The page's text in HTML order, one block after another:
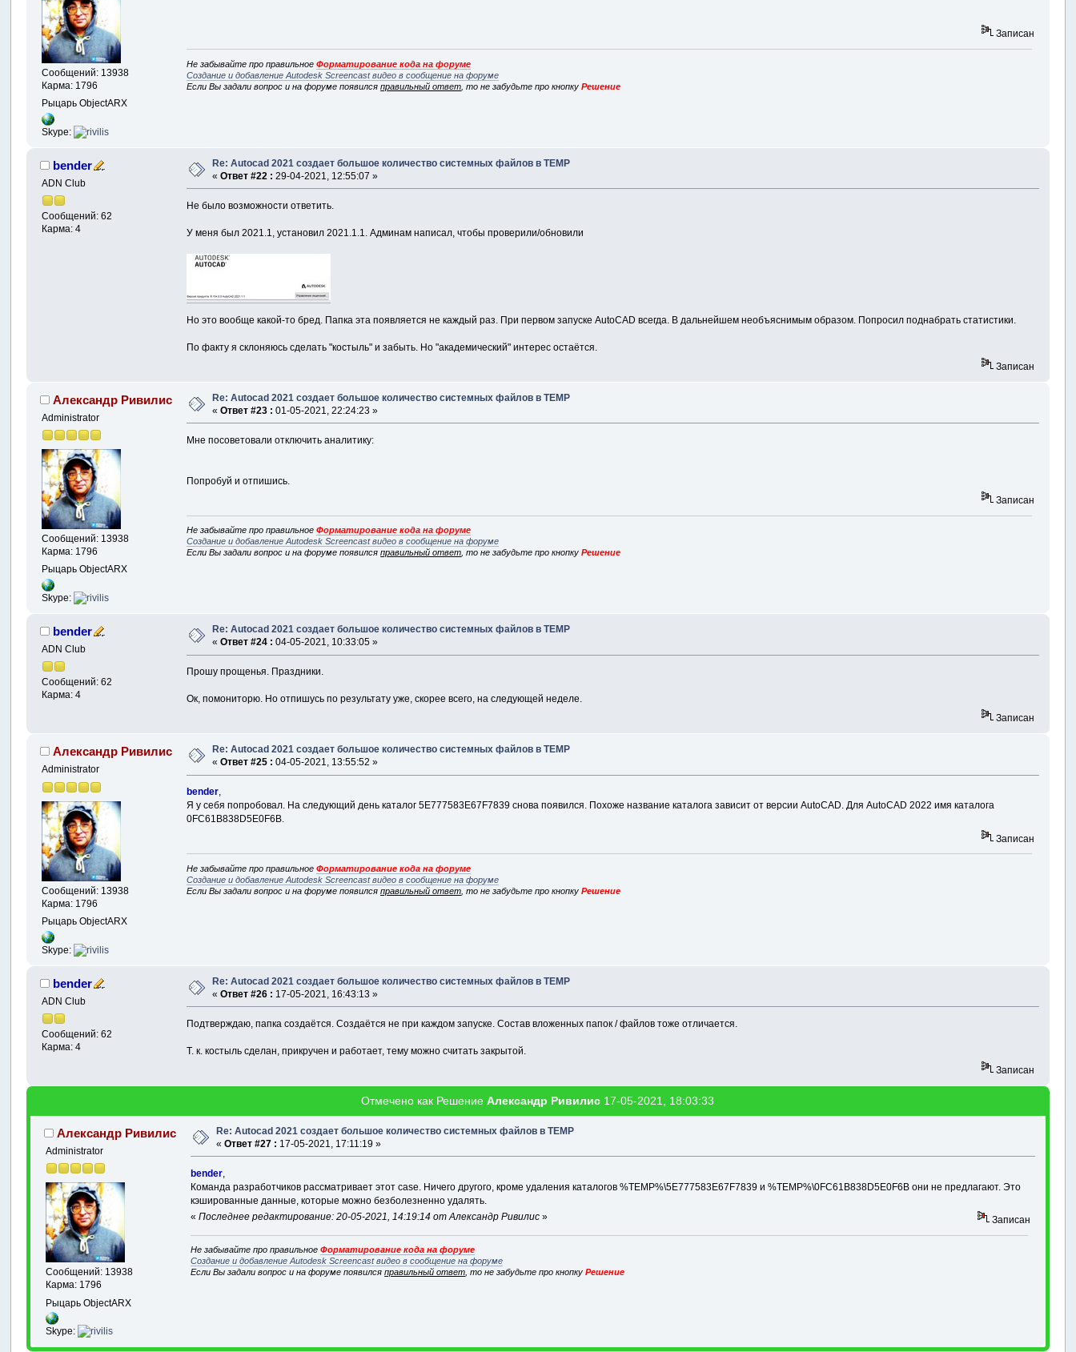
Сообщений: 13938
Карма: 1796
Рыцарь ObjectARX
Skype:
Записан
Не забывайте про правильноеФорматирование кода на форуме
Создание и добавление Autodesk Screencast видео в сообщение на форуме
Если Вы задали вопрос и на форуме появилсяправильный ответ , то не забудьте про кнопкуРешение
bender
ADN Club
Сообщений: 62
Карма: 4
Re: Autocad 2021 создает большое количество системных файлов в TEMP
«Ответ #22 : 29-04-2021, 12:55:07 »
Не было возможности ответить.
У меня был 2021.1, установил 2021.1.1. Админам написал, чтобы проверили/обновили
Но это вообще какой-то бред. Папка эта появляется не каждый раз. При первом запуске AutoCAD всегда. В дальнейшем необъяснимым образом. Попросил поднабрать статистики.
По факту я склоняюсь сделать "костыль" и забыть. Но "академический" интерес остаётся.
Записан
Александр Ривилис
Administrator
Сообщений: 13938
Карма: 1796
Рыцарь ObjectARX
Skype:
Re: Autocad 2021 создает большое количество системных файлов в TEMP
«Ответ #23 : 01-05-2021, 22:24:23 »
Мне посоветовали отключить аналитику:
Попробуй и отпишись.
Записан
Не забывайте про правильноеФорматирование кода на форуме
Создание и добавление Autodesk Screencast видео в сообщение на форуме
Если Вы задали вопрос и на форуме появилсяправильный ответ , то не забудьте про кнопкуРешение
bender
ADN Club
Сообщений: 62
Карма: 4
Re: Autocad 2021 создает большое количество системных файлов в TEMP
«Ответ #24 : 04-05-2021, 10:33:05 »
Прошу прощенья. Праздники.
Ок, помониторю. Но отпишусь по результату уже, скорее всего, на следующей неделе.
Записан
Александр Ривилис
Administrator
Сообщений: 13938
Карма: 1796
Рыцарь ObjectARX
Skype:
Re: Autocad 2021 создает большое количество системных файлов в TEMP
«Ответ #25 : 04-05-2021, 13:55:52 »
bender,
Я у себя попробовал. На следующий день каталог 5E777583E67F7839 снова появился. Похоже название каталога зависит от версии AutoCAD. Для AutoCAD 2022 имя каталога
0FC61B838D5E0F6B.
Записан
Не забывайте про правильноеФорматирование кода на форуме
Создание и добавление Autodesk Screencast видео в сообщение на форуме
Если Вы задали вопрос и на форуме появилсяправильный ответ , то не забудьте про кнопкуРешение
bender
ADN Club
Сообщений: 62
Карма: 4
Re: Autocad 2021 создает большое количество системных файлов в TEMP
«Ответ #26 : 17-05-2021, 16:43:13 »
Подтверждаю, папка создаётся. Создаётся не при каждом запуске. Состав вложенных папок / файлов тоже отличается.
Т. к. костыль сделан, прикручен и работает, тему можно считать закрытой.
Записан
Отмечено как РешениеАлександр Ривилис 17-05-2021, 18:03:33
Александр Ривилис
Administrator
Сообщений: 13938
Карма: 1796
Рыцарь ObjectARX
Skype:
Re: Autocad 2021 создает большое количество системных файлов в TEMP
«Ответ #27 : 17-05-2021, 17:11:19 »
bender,
Команда разработчиков рассматривает этот case. Ничего другого, кроме удаления каталогов %TEMP%\5E777583E67F7839 и %TEMP%\0FC61B838D5E0F6B они не предлагают. Это
кэшированные данные, которые можно безболезненно удалять.
«Последнее редактирование: 20-05-2021, 14:19:14 от Александр Ривилис » Записан
Не забывайте про правильноеФорматирование кода на форуме
Создание и добавление Autodesk Screencast видео в сообщение на форуме
Если Вы задали вопрос и на форуме появилсяправильный ответ , то не забудьте про кнопкуРешение